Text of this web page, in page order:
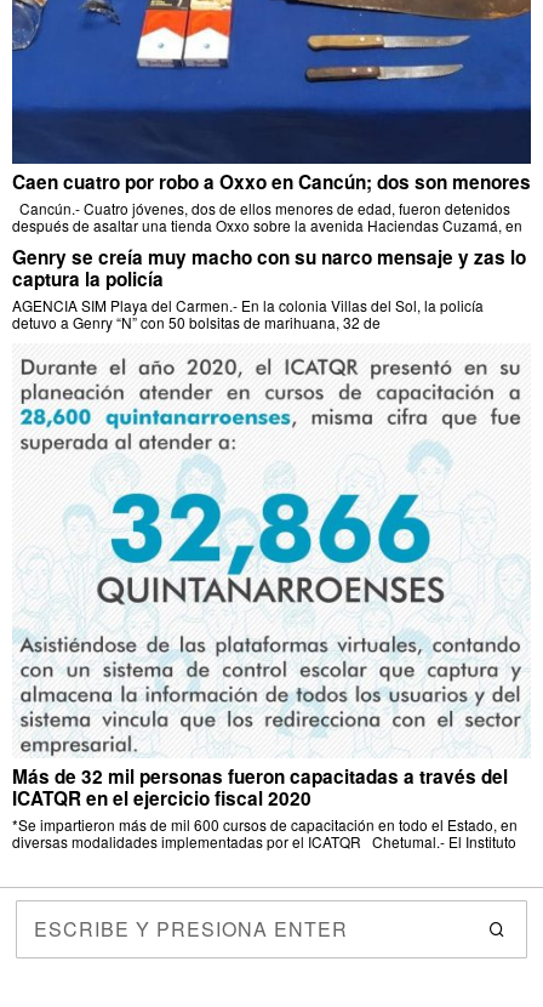
Caen cuatro por robo a Oxxo en Cancún; dos son menores
Cancún.- Cuatro jóvenes, dos de ellos menores de edad, fueron detenidos
después de asaltar una tienda Oxxo sobre la avenida Haciendas Cuzamá, en
Genry se creía muy macho con su narco mensaje y zas lo
captura la policía
AGENCIA SIM Playa del Carmen.- En la colonia Villas del Sol, la policía
detuvo a Genry “N” con 50 bolsitas de marihuana, 32 de
Más de 32 mil personas fueron capacitadas a través del
ICATQR en el ejercicio fiscal 2020
*Se impartieron más de mil 600 cursos de capacitación en todo el Estado, en
diversas modalidades implementadas por el ICATQR Chetumal.- El Instituto